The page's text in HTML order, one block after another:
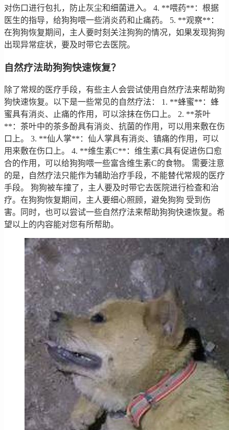
对伤口进行包扎，防止灰尘和细菌进入。 4. **喂药**：根据
医生的指导，给狗狗喂一些消炎药和止痛药。 5. **观察**：
在狗狗恢复期间，主人要时刻关注狗狗的情况，如果发现狗狗
出现异常症状，要及时带它去医院。
自然疗法助狗狗快速恢复？
除了常规的医疗手段，有些主人会尝试使用自然疗法来帮助狗
狗快速恢复。以下是一些常见的自然疗法： 1. **蜂蜜**：蜂
蜜具有消炎、止痛的作用，可以涂抹在伤口上。 2. **茶叶
**：茶叶中的茶多酚具有消炎、抗菌的作用，可以用来敷在伤
口上。 3. **仙人掌**：仙人掌具有消炎、镇痛的作用，可以
用来敷在伤口上。 4. **维生素C**：维生素C具有促进伤口愈
合的作用，可以给狗狗喂一些富含维生素C的食物。 需要注意
的是，自然疗法只能作为辅助治疗手段，不能替代常规的医疗
手段。 狗狗被车撞了，主人要及时带它去医院进行检查和治
疗。在狗狗恢复期间，主人要细心照顾，避免狗狗 受到伤
害。同时，也可以尝试一些自然疗法来帮助狗狗快速恢复。希
望以上的内容能对您有所帮助。